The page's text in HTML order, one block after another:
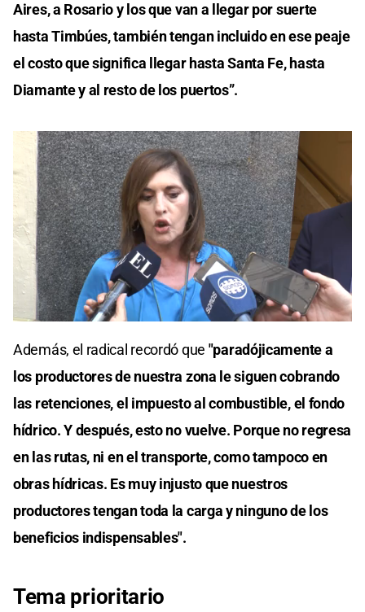
Aires, a Rosario y los que van a llegar por suerte
hasta Timbúes, también tengan incluido en ese peaje
el costo que significa llegar hasta Santa Fe, hasta
Diamante y al resto de los puertos”.
seconds
of
seconds
Además, el radical recordó que "paradójicamente a
los productores de nuestra zona le siguen cobrando
las retenciones, el impuesto al combustible, el fondo
hídrico. Y después, esto no vuelve. Porque no regresa
en las rutas, ni en el transporte, como tampoco en
obras hídricas. Es muy injusto que nuestros
productores tengan toda la carga y ninguno de los
beneficios indispensables".
Tema prioritario